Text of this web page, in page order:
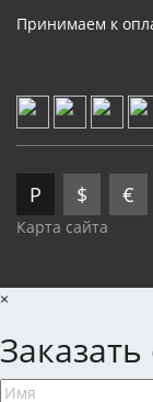
Принимаем к
Р $ €
Карта сайта
×